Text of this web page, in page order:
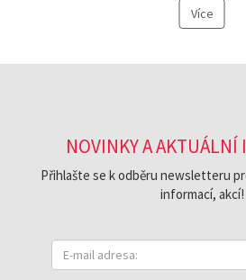
Více
NOVINKY A AKTUÁLNÍ
Přihlašte se k odběru newsletteru
informací, akcí!